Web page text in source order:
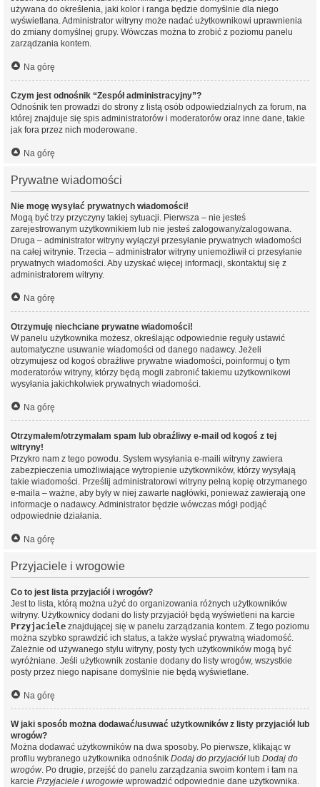
używana do określenia, jaki kolor i ranga będzie domyślnie dla niego
wyświetlana. Administrator witryny może nadać użytkownikowi uprawnienia
do zmiany domyślnej grupy. Wówczas można to zrobić z poziomu panelu
zarządzania kontem.
Na górę
Czym jest odnośnik “Zespół administracyjny”?
Odnośnik ten prowadzi do strony z listą osób odpowiedzialnych za forum, na
której znajduje się spis administratorów i moderatorów oraz inne dane, takie
jak fora przez nich moderowane.
Na górę
Prywatne wiadomości
Nie mogę wysyłać prywatnych wiadomości!
Mogą być trzy przyczyny takiej sytuacji. Pierwsza – nie jesteś
zarejestrowanym użytkownikiem lub nie jesteś zalogowany/zalogowana.
Druga – administrator witryny wyłączył przesyłanie prywatnych wiadomości
na całej witrynie. Trzecia – administrator witryny uniemożliwił ci przesyłanie
prywatnych wiadomości. Aby uzyskać więcej informacji, skontaktuj się z
administratorem witryny.
Na górę
Otrzymuję niechciane prywatne wiadomości!
W panelu użytkownika możesz, określając odpowiednie reguły ustawić
automatyczne usuwanie wiadomości od danego nadawcy. Jeżeli
otrzymujesz od kogoś obraźliwe prywatne wiadomości, poinformuj o tym
moderatorów witryny, którzy będą mogli zabronić takiemu użytkownikowi
wysyłania jakichkolwiek prywatnych wiadomości.
Na górę
Otrzymałem/otrzymałam spam lub obraźliwy e-mail od kogoś z tej
witryny!
Przykro nam z tego powodu. System wysyłania e-maili witryny zawiera
zabezpieczenia umożliwiające wytropienie użytkowników, którzy wysyłają
takie wiadomości. Prześlij administratorowi witryny pełną kopię otrzymanego
e-maila – ważne, aby były w niej zawarte nagłówki, ponieważ zawierają one
informacje o nadawcy. Administrator będzie wówczas mógł podjąć
odpowiednie działania.
Na górę
Przyjaciele i wrogowie
Co to jest lista przyjaciół i wrogów?
Jest to lista, którą można użyć do organizowania różnych użytkowników
witryny. Użytkownicy dodani do listy przyjaciół będą wyświetleni na karcie
Przyjaciele znajdującej się w panelu zarządzania kontem. Z tego poziomu
można szybko sprawdzić ich status, a także wysłać prywatną wiadomość.
Zależnie od używanego stylu witryny, posty tych użytkowników mogą być
wyróżniane. Jeśli użytkownik zostanie dodany do listy wrogów, wszystkie
posty przez niego napisane domyślnie nie będą wyświetlane.
Na górę
W jaki sposób można dodawać/usuwać użytkowników z listy przyjaciół lub
wrogów?
Można dodawać użytkowników na dwa sposoby. Po pierwsze, klikając w
profilu wybranego użytkownika odnośnik Dodaj do przyjaciół lub Dodaj do
wrogów. Po drugie, przejść do panelu zarządzania swoim kontem i tam na
karcie Przyjaciele i wrogowie wprowadzić odpowiednie dane użytkownika.